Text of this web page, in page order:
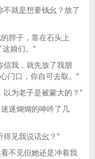
不就是想要钱幺？放了
脖子，靠在石头上
娘们。”
信我，就先放了我朋
门口，你自可去取。”
以为老子是被蒙大的？”
迷煳煳的呻吟了几
得见我说话幺？”
不见但她还是冲着我